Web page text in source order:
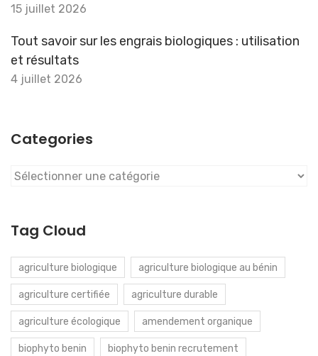
15 juillet 2026
Tout savoir sur les engrais biologiques : utilisation
et résultats
4 juillet 2026
Categories
Categories
Tag Cloud
agriculture biologique agriculture biologique au bénin
agriculture certifiée agriculture durable
agriculture écologique amendement organique
biophyto benin biophyto benin recrutement